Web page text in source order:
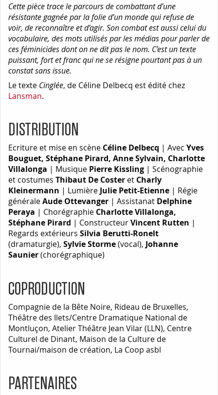
Cette pièce trace le parcours de combattant d’une
résistante gagnée par la folie d’un monde qui refuse de
voir, de reconnaître et d’agir. Son combat est aussi celui du
vocabulaire, des mots utilisés par les médias pour parler de
ces féminicides dont on ne dit pas le nom. C’est un texte
puissant, fort et franc qui ne se résigne pourtant pas à un
constat sans issue.
Le texte Cinglée, de Céline Delbecq est édité chez
Lansman.
DISTRIBUTION
Ecriture et mise en scène Céline Delbecq | Avec Yves
Bouguet, Stéphane Pirard, Anne Sylvain, Charlotte
Villalonga | Musique Pierre Kissling | Scénographie
et costumes Thibaut De Coster et Charly
Kleinermann | Lumière Julie Petit-Etienne | Régie
généraleAude Ottevanger | Assistanat Delphine
Peraya | Chorégraphie Charlotte Villalonga,
Stéphane Pirard | ConstructeurVincent Rutten |
Regards extérieurs Silvia Berutti-Ronelt
(dramaturgie), Sylvie Storme(vocal), Johanne
Saunier(chorégraphique)
COPRODUCTION
Compagnie de la Bête Noire, Rideau de Bruxelles,
Théâtre des Ilets/Centre Dramatique National de
Montluçon, Atelier Théâtre Jean Vilar (LLN), Centre
Culturel de Dinant, Maison de la Culture de
Tournai/maison de création, La Coop asbl
PARTENAIRES